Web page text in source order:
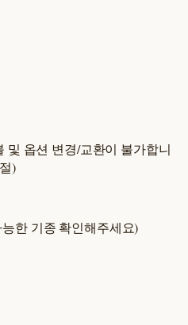
및 옵션 변경/교환이 불가합니
)
능한 기종 확인해주세요)